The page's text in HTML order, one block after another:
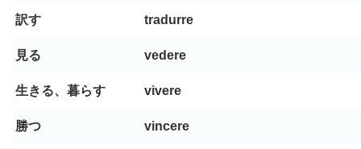
訳す tradurre
見る vedere
生きる、暮らす vivere
勝つ vincere